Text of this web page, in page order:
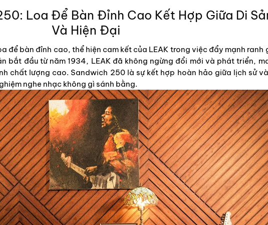
Loa Để Bàn Đỉnh Cao Kết Hợp Giữa Di
Và Hiện Đại
để bàn đỉnh cao, thể hiện cam kết của LEAK trong việc đẩy mạnh ranh
bắt đầu từ năm 1934, LEAK đã không ngừng đổi mới và phát triển,
chất lượng cao. Sandwich 250 là sự kết hợp hoàn hảo giữa lịch sử
nghe nhạc không gì sánh bằng.